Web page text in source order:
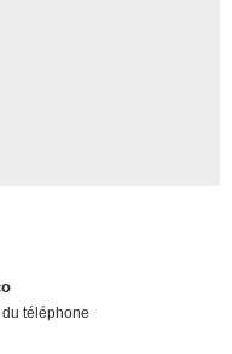
téléphone